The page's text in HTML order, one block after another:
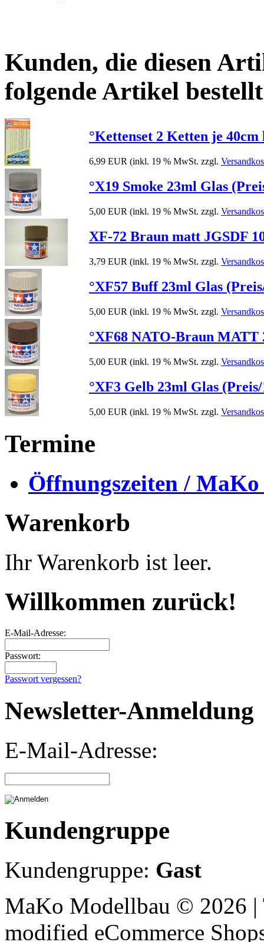
Kunden, die diesen
folgende Artikel
°Kettenset 2 Ketten je 40cm
6,99 EUR (inkl. 19 % MwSt. zzgl.
°X19 Smoke 23ml Glas
5,00 EUR (inkl. 19 % MwSt. zzgl.
XF-72 Braun matt JGSDF
3,79 EUR (inkl. 19 % MwSt. zzgl.
°XF57 Buff 23ml Glas
5,00 EUR (inkl. 19 % MwSt. zzgl.
°XF68 NATO-Braun MATT
5,00 EUR (inkl. 19 % MwSt. zzgl.
°XF3 Gelb 23ml Glas
5,00 EUR (inkl. 19 % MwSt. zzgl.
Termine
Öffnungszeiten /
Warenkorb
Ihr Warenkorb ist leer.
Willkommen zurück!
E-Mail-Adresse:
Passwort:
Passwort vergessen?
Newsletter-Anmeldung
E-Mail-Adresse:
Kundengruppe
Kundengruppe: Gast
MaKo Modellbau © 2026
modified eCommerce